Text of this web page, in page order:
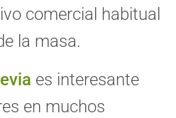
comercial habitual
la masa.
es interesante
en muchos